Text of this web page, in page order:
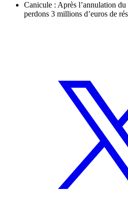
Canicule : Après l’annulation
perdons 3 millions d’euros de